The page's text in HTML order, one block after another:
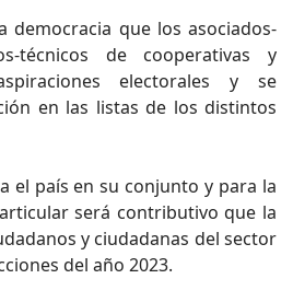
democracia que los asociados-
técnicos de cooperativas y
electorales y se
en las listas de los distintos
el país en su conjunto y para la
será contributivo que la
y ciudadanas del sector
del año 2023.